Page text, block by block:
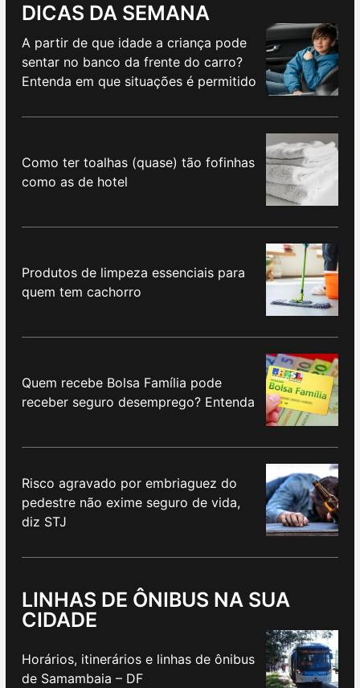
DICAS DA SEMANA
A partir de que idade a criança pode
sentar no banco da frente do carro?
Entenda em que situações é permitido
Como ter toalhas (quase) tão fofinhas
como as de hotel
Produtos de limpeza essenciais para
quem tem cachorro
Quem recebe Bolsa Família pode
receber seguro desemprego? Entenda
Risco agravado por embriaguez do
pedestre não exime seguro de vida,
diz STJ
LINHAS DE ÔNIBUS NA SUA
CIDADE
Horários, itinerários e linhas de ônibus
de Samambaia – DF